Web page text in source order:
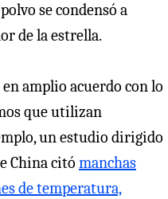
se condensó a
de la estrella.
amplio acuerdo con lo
que utilizan
un estudio dirigido
China citó manchas
de temperatura,